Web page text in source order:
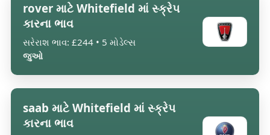
rover માટે Whitefield માં સ્ક્રેપ
કારના ભાવ
સરેરાશ ભાવ: £244 • 5 મોડેલ્સ
જુઓ
saab માટે Whitefield માં સ્ક્રેપ
કારના ભાવ